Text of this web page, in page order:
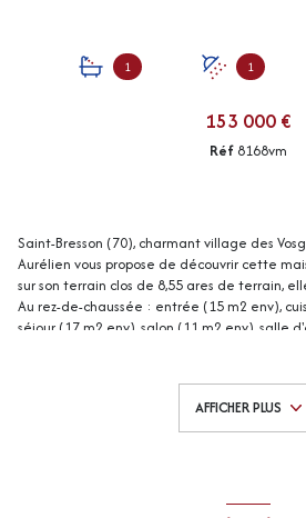
1 1
153 000 €
Réf 8168vm
Saint-Bresson (70), charmant village des
Aurélien vous propose de découvrir cette
sur son terrain clos de 8,55 ares de terrain,
Au rez-de-chaussée : entrée (15 m2 env),
séjour (17 m2 env), salon (11 m2 env), salle
Garage/cellier (20 m2 env). appenti pour 2
Chauffage central bois + gaz (citerne)
Assainissement non conforme : fosse
AFFICHER PLUS